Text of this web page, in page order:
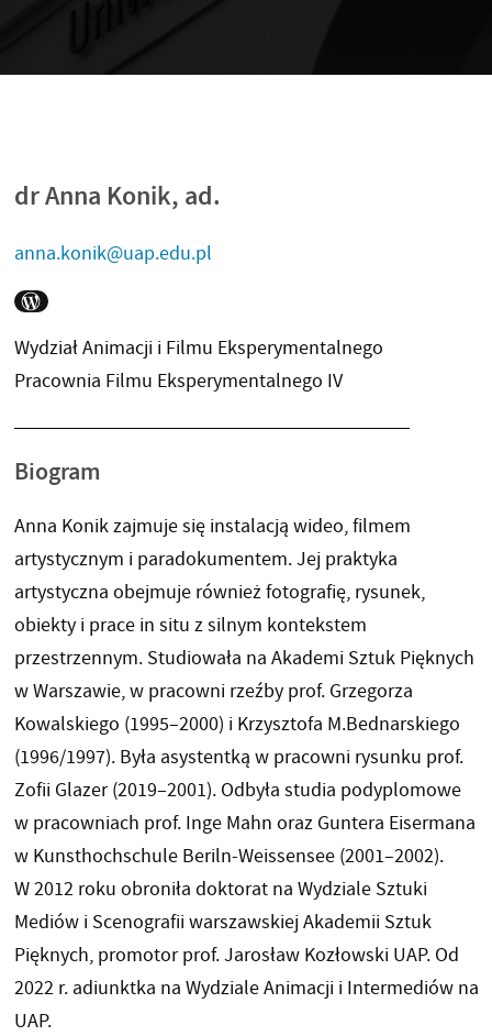
dr Anna Konik, ad.
anna.konik@uap.edu.pl
WORDPRESS
Wydział Animacji i Filmu Eksperymentalnego
Pracownia Filmu Eksperymentalnego IV
Biogram
Anna Konik zajmuje się instalacją wideo, filmem
artystycznym i paradokumentem. Jej praktyka
artystyczna obejmuje również fotografię, rysunek,
obiekty i prace in situ z silnym kontekstem
przestrzennym. Studiowała na Akademi Sztuk Pięknych
w Warszawie, w pracowni rzeźby prof. Grzegorza
Kowalskiego (1995–2000) i Krzysztofa M.Bednarskiego
(1996/1997). Była asystentką w pracowni rysunku prof.
Zofii Glazer (2019–2001). Odbyła studia podyplomowe
w pracowniach prof. Inge Mahn oraz Guntera Eisermana
w Kunsthochschule Beriln-Weissensee (2001–2002).
W 2012 roku obroniła doktorat na Wydziale Sztuki
Mediów i Scenografii warszawskiej Akademii Sztuk
Pięknych, promotor prof. Jarosław Kozłowski UAP. Od
2022 r. adiunktka na Wydziale Animacji i Intermediów na
UAP.